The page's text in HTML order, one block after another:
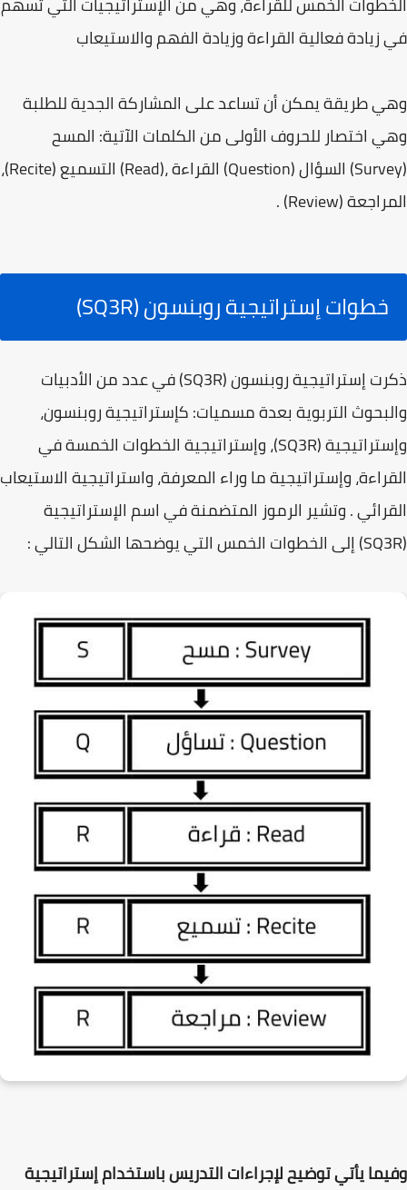
في زيادة فعالية القراءة وزيادة الفهم والاستيعاب
وهي طريقة يمكن أن تساعد على المشاركة الجدية للطلبة
وهي اختصار للحروف الأولى من الكلمات الآتية: المسح
(Survey) السؤال (Question) القراءة ،(Read) التسميع (Recite)،
المراجعة (Review) .
خطوات إستراتيجية روبنسون (SQ3R)
ذكرت إستراتيجية روبنسون (SQ3R) في عدد من الأدبيات
والبحوث التربوية بعدة مسميات: كإستراتيجية روبنسون،
وإستراتيجية (SQ3R)، وإستراتيجية الخطوات الخمسة في
القراءة، وإستراتيجية ما وراء المعرفة، واستراتيجية الاستيعاب
القرائي . وتشير الرموز المتضمنة في اسم الإستراتيجية
(SQ3R) إلى الخطوات الخمس التي يوضحها الشكل التالي :
وفيما يأتي توضيح لإجراءات التدريس باستخدام إستراتيجية